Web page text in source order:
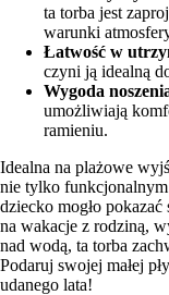
ta torba jest
warunki
Łatwość w
czyni ją idealną
Wygoda
umożliwiają
ramieniu.
Idealna na plażowe
nie tylko funkcjonalnym
dziecko mogło
na wakacje z rodziną,
nad wodą, ta torba
Podaruj swojej małej
udanego lata!